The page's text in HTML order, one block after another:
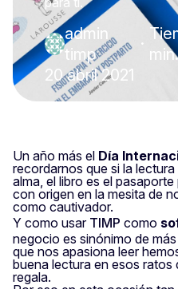
admin
timp
·
min.
20 abril 2021
Un año más el Día
recordarnos que si la
alma, el libro es el
con origen en la mesita de
como cautivador.
Y como usar TIMP como
negocio es sinónimo de
que nos apasiona leer
buena lectura en esos
regala.